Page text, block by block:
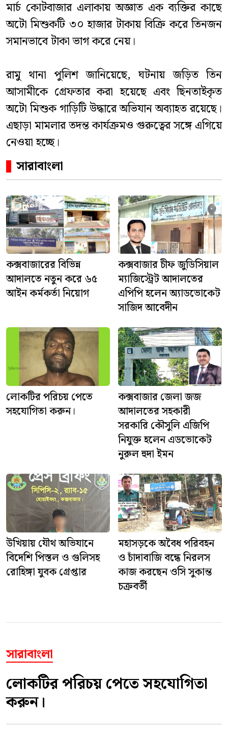
মার্চ কোটবাজার এলাকায় অজ্ঞাত এক ব্যক্তির কাছে
অটো মিশুকটি ৩০ হাজার টাকায় বিক্রি করে তিনজন
সমানভাবে টাকা ভাগ করে নেয়।
রামু থানা পুলিশ জানিয়েছে, ঘটনায় জড়িত তিন
আসামীকে গ্রেফতার করা হয়েছে এবং ছিনতাইকৃত
অটো মিশুক গাড়িটি উদ্ধারে অভিযান অব্যাহত রয়েছে।
এছাড়া মামলার তদন্ত কার্যক্রমও গুরুত্বের সঙ্গে এগিয়ে
নেওয়া হচ্ছে।
সারাবাংলা
কক্সবাজারের বিভিন্ন
আদালতে নতুন করে ৬৫
আইন কর্মকর্তা নিয়োগ
কক্সবাজার চীফ জুডিসিয়াল
ম্যাজিস্ট্রেট আদালতের
এপিপি হলেন অ্যাডভোকেট
সাজিদ আবেদীন
লোকটির পরিচয় পেতে
সহযোগিতা করুন।
কক্সবাজার জেলা জজ
আদালতের সহকারী
সরকারি কৌসুলি এজিপি
নিযুক্ত হলেন এডভোকেট
নুরুল হুদা ইমন
উখিয়ায় যৌথ অভিযানে
বিদেশি পিস্তল ও গুলিসহ
রোহিঙ্গা যুবক গ্রেপ্তার
মহাসড়কে অবৈধ পরিবহন
ও চাঁদাবাজি বন্ধে নিরলস
কাজ করছেন ওসি সুকান্ত
চক্রবর্তী
সারাবাংলা
লোকটির পরিচয় পেতে সহযোগিতা
করুন।